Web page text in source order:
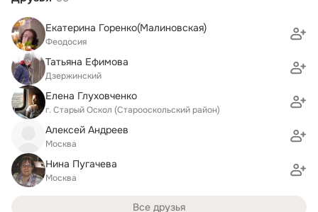
Екатерина Горенко(Малиновская)
Феодосия
Татьяна Ефимова
Дзержинский
Елена Глуховченко
г. Старый Оскол (Старооскольский район)
Алексей Андреев
Москва
Нина Пугачева
Москва
Все друзья